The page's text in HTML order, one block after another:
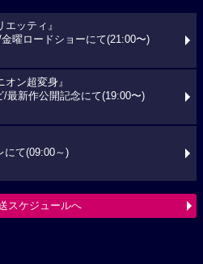
エッティ』
曜ロードショーにて(21:00〜)
オン超変身』
/最新作公開記念にて(19:00〜)
にて(09:00～)
スケジュールへ